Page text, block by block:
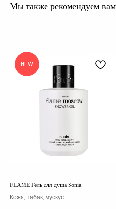
Мы также рекомендуем вам
NEW
FLAME Гель для душа Sonia
Кожа, табак, мускус